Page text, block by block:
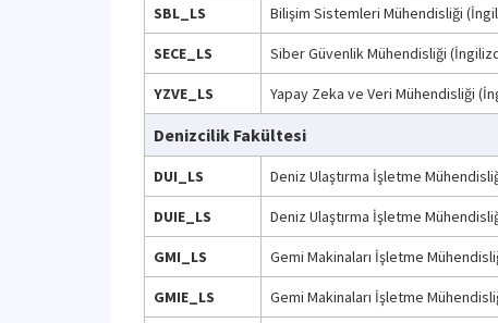
SBL_LS Bilişim Sistemleri Mühendisliği
SECE_LS Siber Güvenlik Mühendisliği
YZVE_LS Yapay Zeka ve Veri Mühendisliği
Denizcilik Fakültesi
DUI_LS Deniz Ulaştırma İşletme
DUIE_LS Deniz Ulaştırma İşletme
GMI_LS Gemi Makinaları İşletme
GMIE_LS Gemi Makinaları İşletme